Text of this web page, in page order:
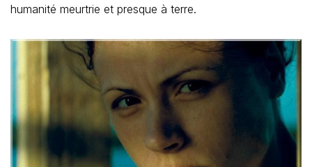
humanité meurtrie et presque à terre.